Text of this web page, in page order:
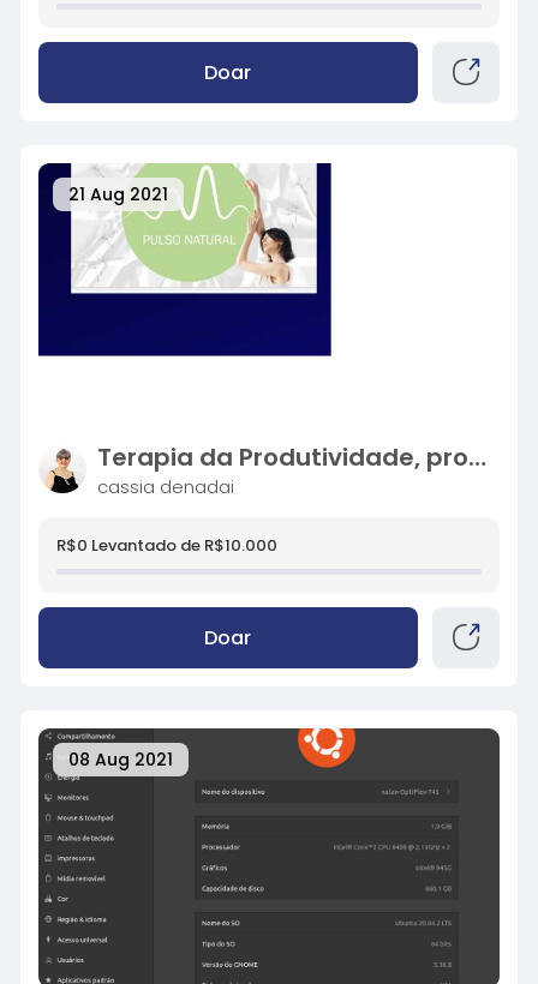
Doar
21 Aug 2021
Terapia da Produtividade, projeto Pulso Natural
cassia denadai
R$0 Levantado de R$10.000
Doar
08 Aug 2021